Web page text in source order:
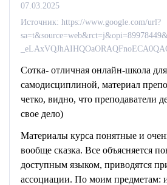
07.03.2025
Источник: https://www.google.com/url?
Сотка- отличная онлайн-школа для
самодисциплиной, материал
четко, видно, что преподаватели
свое дело)
Материалы курса понятные и
вообще сказка. Все объясняется
доступным языком, приводятся
ассоциации. По моим предметам: